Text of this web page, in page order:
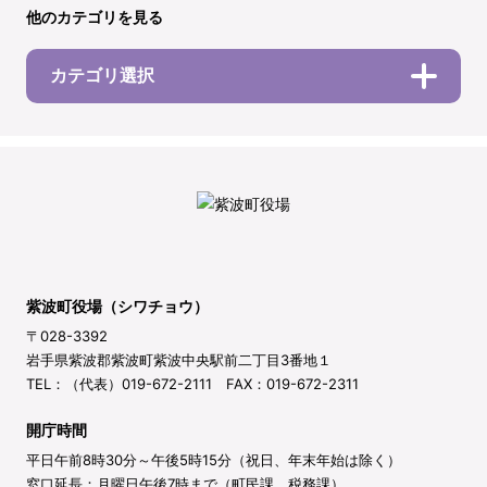
他のカテゴリを見る
カテゴリ選択
紫波町役場（シワチョウ）
〒028-3392
岩手県紫波郡紫波町紫波中央駅前二丁目3番地１
TEL：（代表）019-672-2111 FAX：019-672-2311
開庁時間
平日午前8時30分～午後5時15分（祝日、年末年始は除く）
窓口延長：月曜日午後7時まで（町民課、税務課）